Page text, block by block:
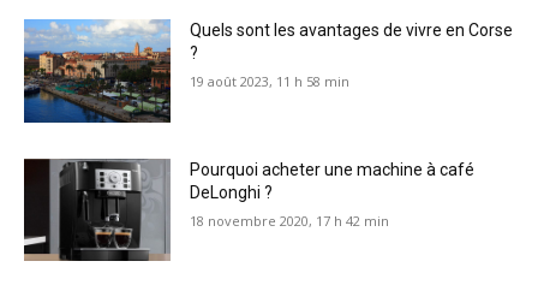
Quels sont les avantages de vivre en Corse
?
19 août 2023, 11 h 58 min
Pourquoi acheter une machine à café
DeLonghi ?
18 novembre 2020, 17 h 42 min